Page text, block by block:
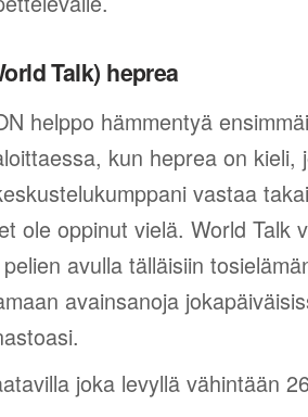
Talk) heprea
helppo hämmentyä
kun heprea on kieli,
vastaa
ole oppinut vielä. World Talk
avulla tälläisiin
avainsanoja
joka levyllä vähintään